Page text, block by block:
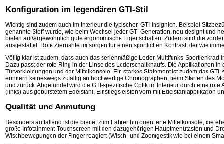
Konfiguration im legendären GTI-Stil
Wichtig sind zudem auch im Interieur die typischen GTI-Insignien. Beispiel
genannte Stoff wurde, wie beim Wechsel jeder GTI-Generation, neu designt und
bieten außergewöhnlich gute ergonomische Eigenschaften. Zudem sind die
ausgestattet. Rote Ziernähte im sorgen für einen sportlichen Kontrast; der wie
Völlig klar ist zudem, dass auch das serienmäßige Leder-Multifunks-Sportlenkrad
Dazu passt der rote Ring in der Linse des Lederschaltknaufs. Die Applikationen
Türverkleidungen und der Mittelkonsole. Ein starkes Statement ist zudem das
erinnern keineswegs zufällig an hochwertige Chronographen; beim Starten des
und zurück. Abgerundet wird die GTI-spezifische Optik im Interieur durch eine
(links) aus gebürstetem Edelstahl, Einstiegsleisten vorn mit Edelstahlapplikation
Qualität und Anmutung
Besonders auffallend ist die breite, zum Fahrer hin orientierte Mittelkonsole, die
große Infotainment-Touchscreen mit den dazugehörigen Hauptmenütasten und
Wischbewegungen der Finger reagiert (Wisch- und Zoomgestik wie bei einem